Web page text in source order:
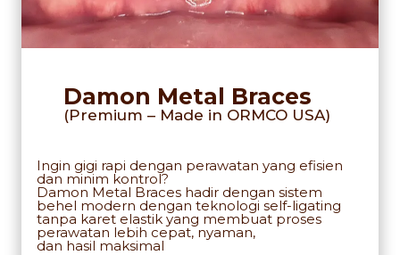
Damon Metal Braces
(Premium – Made in ORMCO USA)
Ingin gigi rapi dengan perawatan yang efisien
dan minim kontrol?
Damon Metal Braces hadir dengan sistem
behel modern dengan teknologi self-ligating
tanpa karet elastik yang membuat proses
perawatan lebih cepat, nyaman,
dan hasil maksimal